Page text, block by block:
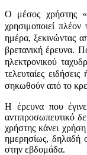
Ο μέσος χρήστης
χρησιμοποιεί
ημέρα, ξεκινώντας
βρετανική έρευνα.
ηλεκτρονικού
τελευταίες
σηκωθούν από το
Η έρευνα που
αντιπροσωπευτικό
χρήστης κάνει
ημερησίως, δηλαδή
στην εβδομάδα.